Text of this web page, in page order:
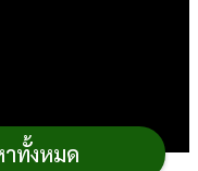
ทั้งหมด